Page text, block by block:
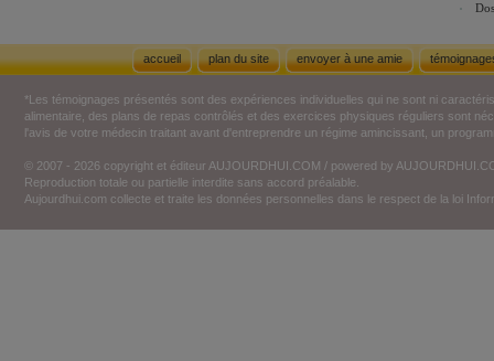
accueil plan du site envoyer à une amie
*Les témoignages présentés sont des expériences individuelles qui ne sont ni
alimentaire, des plans de repas contrôlés et des exercices physiques réguliers sont
l'avis de votre médecin traitant avant d'entreprendre un régime amincissant, un
© 2007 - 2026 copyright et éditeur AUJOURDHUI.COM / powered by
Reproduction totale ou partielle interdite sans accord préalable.
Aujourdhui.com collecte et traite les données personnelles dans le respect de la loi